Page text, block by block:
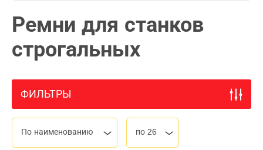
Ремни для станков
строгальных
ФИЛЬТРЫ
По наименованию по 26